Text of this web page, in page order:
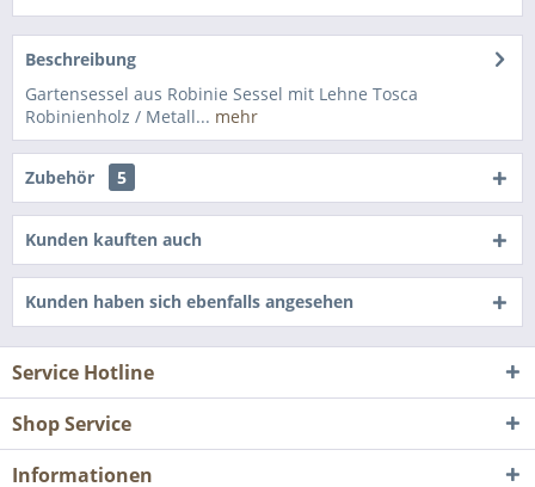
Beschreibung
Gartensessel aus Robinie Sessel mit Lehne Tosca
Robinienholz / Metall... mehr
Zubehör 5
Kunden kauften auch
Kunden haben sich ebenfalls angesehen
Service Hotline
Shop Service
Informationen